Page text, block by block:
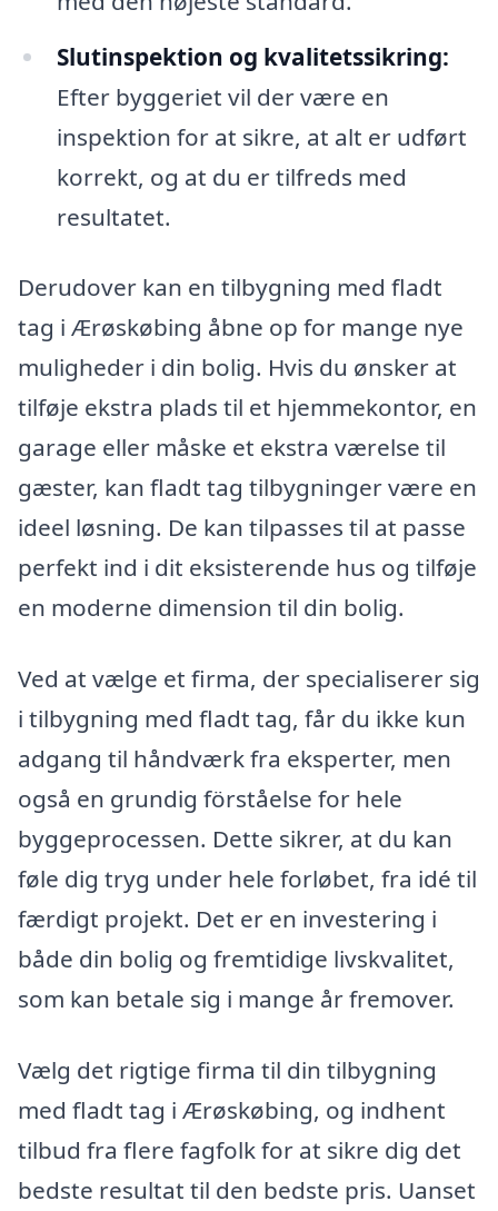
Slutinspektion og kvalitetssikring:
Efter byggeriet vil der være en
inspektion for at sikre, at alt er udført
korrekt, og at du er tilfreds med
resultatet.
Derudover kan en tilbygning med fladt
tag i Ærøskøbing åbne op for mange nye
muligheder i din bolig. Hvis du ønsker at
tilføje ekstra plads til et hjemmekontor, en
garage eller måske et ekstra værelse til
gæster, kan fladt tag tilbygninger være en
ideel løsning. De kan tilpasses til at passe
perfekt ind i dit eksisterende hus og tilføje
en moderne dimension til din bolig.
Ved at vælge et firma, der specialiserer sig
i tilbygning med fladt tag, får du ikke kun
adgang til håndværk fra eksperter, men
også en grundig förståelse for hele
byggeprocessen. Dette sikrer, at du kan
føle dig tryg under hele forløbet, fra idé til
færdigt projekt. Det er en investering i
både din bolig og fremtidige livskvalitet,
som kan betale sig i mange år fremover.
Vælg det rigtige firma til din tilbygning
med fladt tag i Ærøskøbing, og indhent
tilbud fra flere fagfolk for at sikre dig det
bedste resultat til den bedste pris. Uanset